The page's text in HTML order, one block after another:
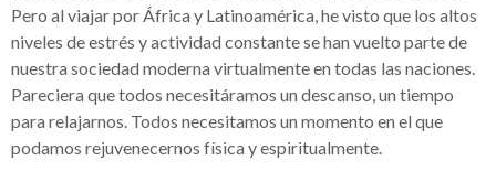
Pero al viajar por África y Latinoamérica, he visto que los altos
niveles de estrés y actividad constante se han vuelto parte de
nuestra sociedad moderna virtualmente en todas las naciones.
Pareciera que todos necesitáramos un descanso, un tiempo
para relajarnos. Todos necesitamos un momento en el que
podamos rejuvenecernos física y espiritualmente.